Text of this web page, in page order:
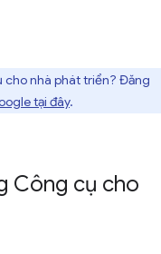
cho nhà phát triển? Đăng
tại đây.
Công cụ cho